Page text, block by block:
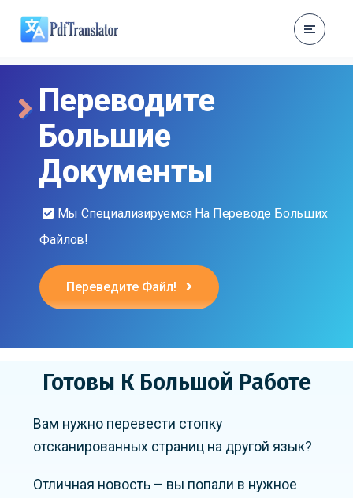
Переводите
Большие
Документы
Мы Специализируемся На Переводе Больших
Файлов!
Переведите Файл!
Готовы К Большой Работе
Вам нужно перевести стопку
отсканированных страниц на другой язык?
Отличная новость – вы попали в нужное